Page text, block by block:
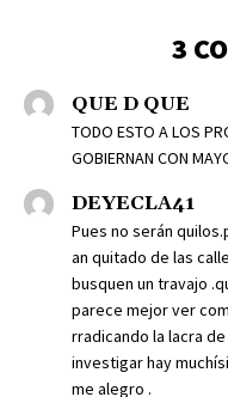
3
QUE D QUE
TODO ESTO A LOS
GOBIERNAN CON
DEYECLA41
Pues no serán
an quitado de las
busquen un travajo
parece mejor ver
rradicando la lacra
investigar hay
me alegro .